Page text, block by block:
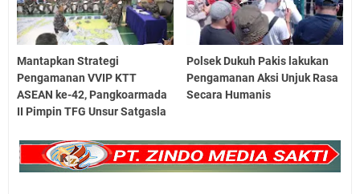
Mantapkan Strategi
Pengamanan VVIP KTT
ASEAN ke-42, Pangkoarmada
II Pimpin TFG Unsur Satgasla
Polsek Dukuh Pakis lakukan
Pengamanan Aksi Unjuk Rasa
Secara Humanis